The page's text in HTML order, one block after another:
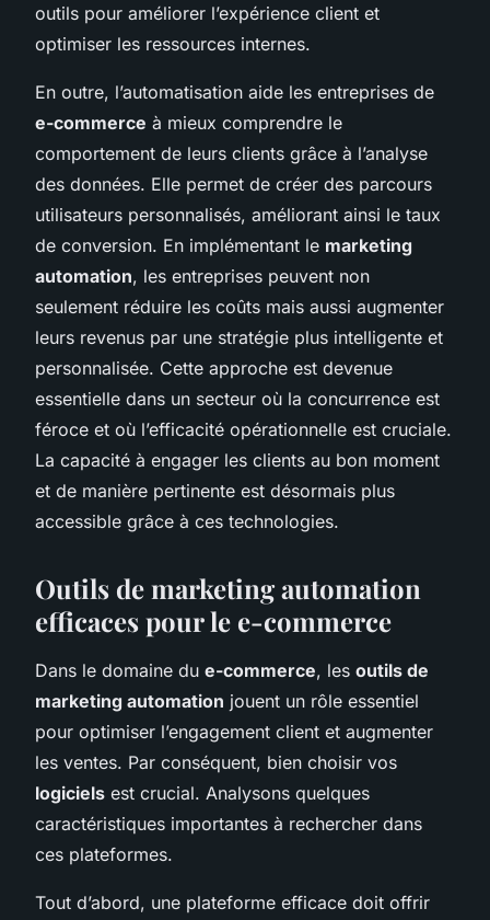
outils pour améliorer l’expérience client et
optimiser les ressources internes.
En outre, l’automatisation aide les entreprises de
e-commerce à mieux comprendre le
comportement de leurs clients grâce à l’analyse
des données. Elle permet de créer des parcours
utilisateurs personnalisés, améliorant ainsi le taux
de conversion. En implémentant le marketing
automation, les entreprises peuvent non
seulement réduire les coûts mais aussi augmenter
leurs revenus par une stratégie plus intelligente et
personnalisée. Cette approche est devenue
essentielle dans un secteur où la concurrence est
féroce et où l’efficacité opérationnelle est cruciale.
La capacité à engager les clients au bon moment
et de manière pertinente est désormais plus
accessible grâce à ces technologies.
Outils de marketing automation
efficaces pour le e-commerce
Dans le domaine du e-commerce, les outils de
marketing automation jouent un rôle essentiel
pour optimiser l’engagement client et augmenter
les ventes. Par conséquent, bien choisir vos
logiciels est crucial. Analysons quelques
caractéristiques importantes à rechercher dans
ces plateformes.
Tout d’abord, une plateforme efficace doit offrir